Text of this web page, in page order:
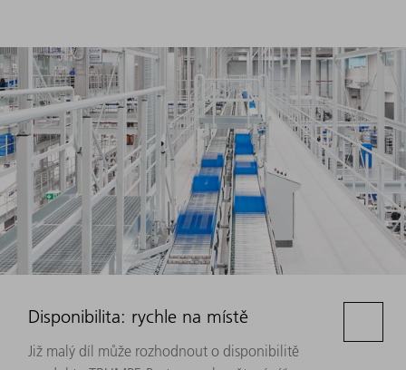
Disponibilita: rychle na místě
Již malý díl může rozhodnout o disponibilitě